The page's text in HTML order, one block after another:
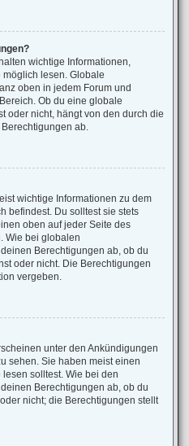
wichtige Informationen,
lesen. Globale
oben in jedem Forum und
Ob du eine globale
oder nicht, hängt von den durch die
ab.
wichtige Informationen zu dem
befindest. Du solltest sie stets
oben auf jeder Seite des
Wie bei globalen
Berechtigungen ab, ob du
oder nicht. Die Berechtigungen
vergeben.
unter den Ankündigungen
sehen. Sie haben meist einen
solltest. Wie bei den
Berechtigungen ab, ob du
nicht; die Berechtigungen stellt